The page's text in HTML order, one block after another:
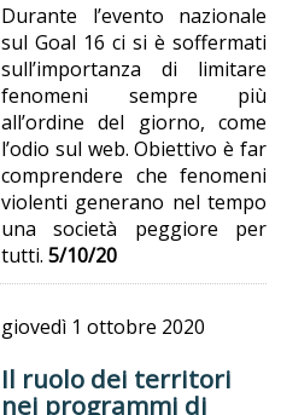
Durante l’evento nazionale
sul Goal 16 ci si è soffermati
sull’importanza di limitare
fenomeni sempre più
all’ordine del giorno, come
l’odio sul web. Obiettivo è far
comprendere che fenomeni
violenti generano nel tempo
una società peggiore per
tutti. 5/10/20
giovedì 1 ottobre 2020
Il ruolo dei territori
nei programmi di